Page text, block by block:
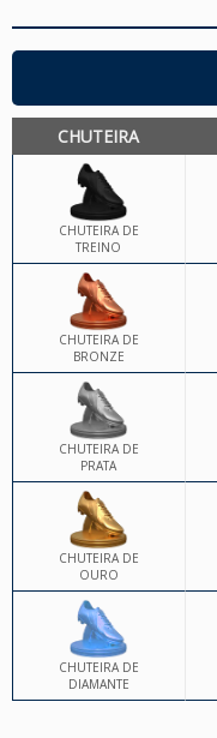
CHUTEIRA
CHUTEIRA DE
TREINO
CHUTEIRA DE
BRONZE
CHUTEIRA DE
PRATA
CHUTEIRA DE
OURO
CHUTEIRA DE
DIAMANTE